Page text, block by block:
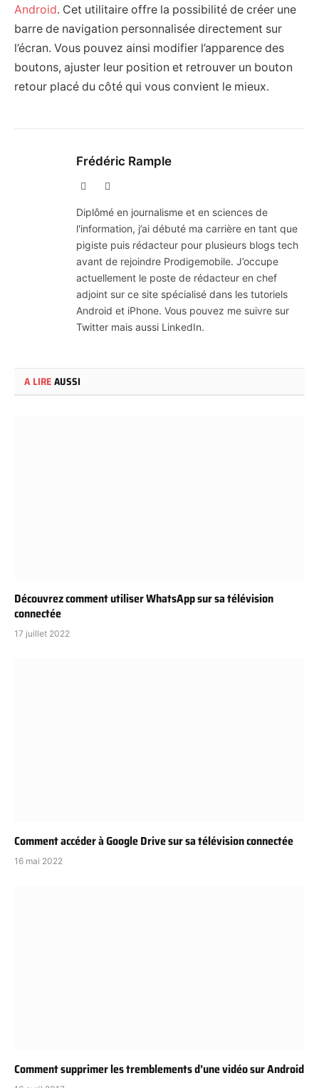
Android. Cet utilitaire offre la possibilité de créer une
barre de navigation personnalisée directement sur
l’écran. Vous pouvez ainsi modifier l’apparence des
boutons, ajuster leur position et retrouver un bouton
retour placé du côté qui vous convient le mieux.
Frédéric Rample
Diplômé en journalisme et en sciences de
l'information, j’ai débuté ma carrière en tant que
pigiste puis rédacteur pour plusieurs blogs tech
avant de rejoindre Prodigemobile. J’occupe
actuellement le poste de rédacteur en chef
adjoint sur ce site spécialisé dans les tutoriels
Android et iPhone. Vous pouvez me suivre sur
Twitter mais aussi LinkedIn.
A LIREAUSSI
Découvrez comment utiliser WhatsApp sur sa télévision
connectée
17 juillet 2022
Comment accéder à Google Drive sur sa télévision connectée
16 mai 2022
Comment supprimer les tremblements d’une vidéo sur Android